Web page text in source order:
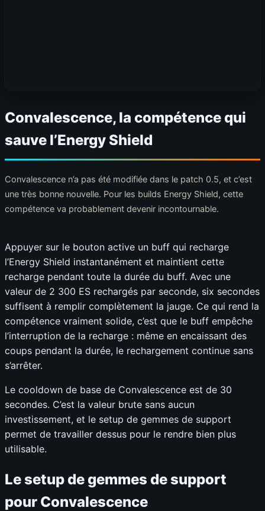
Convalescence, la compétence qui
sauve l’Energy Shield
Convalescence n’a pas été modifiée dans le patch 0.5, et c’est
une très bonne nouvelle. Pour les builds Energy Shield, cette
compétence va probablement devenir incontournable.
Appuyer sur le bouton active un buff qui recharge
l’Energy Shield instantanément et maintient cette
recharge pendant toute la durée du buff. Avec une
valeur de 2 300 ES rechargés par seconde, six secondes
suffisent à remplir complètement la jauge. Ce qui rend la
compétence vraiment solide, c’est que le buff empêche
l’interruption de la recharge : même en encaissant des
coups pendant la durée, le rechargement continue sans
s’arrêter.
Le cooldown de base de Convalescence est de 30
secondes. C’est la valeur brute sans aucun
investissement, et le setup de gemmes de support
permet de travailler dessus pour le rendre bien plus
utilisable.
Le setup de gemmes de support
pour Convalescence